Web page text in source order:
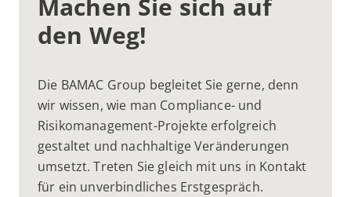
Machen Sie sich auf
den Weg!
Die BAMAC Group begleitet Sie gerne, denn
wir wissen, wie man Compliance- und
Risikomanagement-Projekte erfolgreich
gestaltet und nachhaltige Veränderungen
umsetzt. Treten Sie gleich mit uns in Kontakt
für ein unverbindliches Erstgespräch.